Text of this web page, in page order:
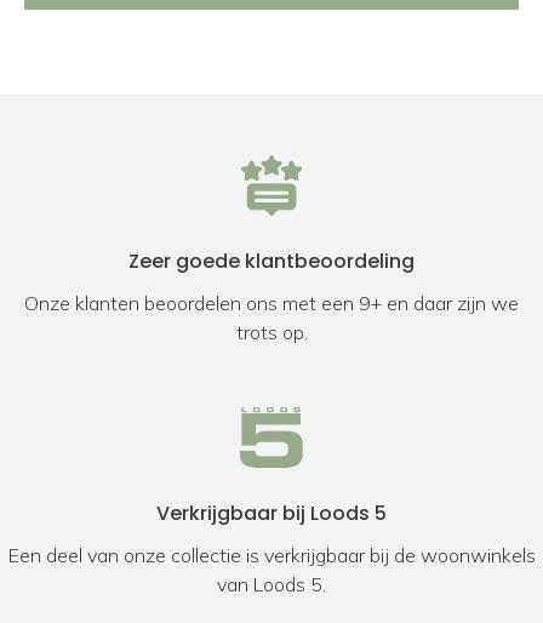
Zeer goede klantbeoordeling
Onze klanten beoordelen ons met een 9+ en daar zijn we
trots op.
Verkrijgbaar bij Loods 5
Een deel van onze collectie is verkrijgbaar bij de woonwinkels
van Loods 5.